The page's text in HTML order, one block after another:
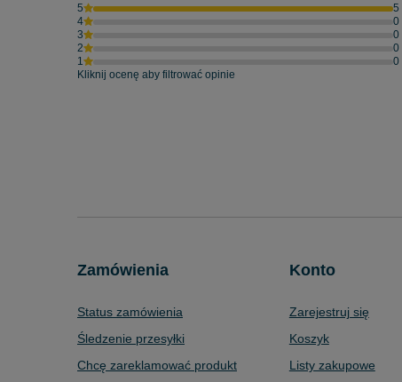
5
5
4
0
3
0
2
0
1
0
Kliknij ocenę aby filtrować opinie
Zamówienia
Status zamówienia
Śledzenie przesyłki
Chcę zareklamować produkt
Konto
Zarejestruj się
Koszyk
Listy zakupowe